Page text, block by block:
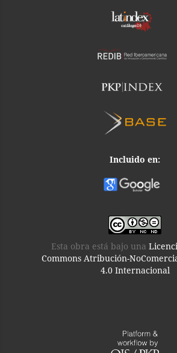
Incluido en:
Esta obra está bajo una
Commons Atribución-
4.0 Internacional